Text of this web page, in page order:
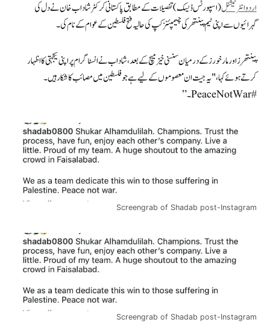
اردوانٹرنیشنل(اسپورٹس ڈیسک) تفصیلات کے مطابق پاکستانی کرکٹر شاداب خان نے دل کی
گہرائیوں سے اپنی ٹیم پینتھر کی چیمپئنز کپ کی حالیہ فتح فلسطین کے عوام کے نام کی۔
پینتھرز اور مارخورز کے درمیان سنسنی خیز میچ کے بعد، شاداب نے انسٹاگرام پر اپنی یکجہتی کا اظہار
کرتے ہوئے کہا، "یہ جیت ان معصوموں کے لیے ہے جو فلسطین میں مصائب کا شکار ہیں۔
#PeaceNotWar۔”
Screengrab of Shadab post-Instagram
Screengrab of Shadab post-Instagram